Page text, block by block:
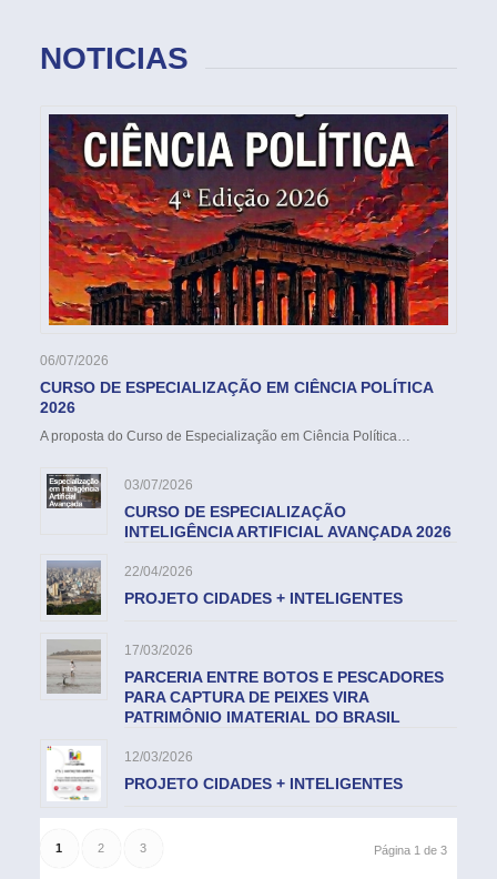
NOTICIAS
06/07/2026
CURSO DE ESPECIALIZAÇÃO EM CIÊNCIA POLÍTICA
2026
A proposta do Curso de Especialização em Ciência Política…
03/07/2026
CURSO DE ESPECIALIZAÇÃO
INTELIGÊNCIA ARTIFICIAL AVANÇADA 2026
22/04/2026
PROJETO CIDADES + INTELIGENTES
17/03/2026
PARCERIA ENTRE BOTOS E PESCADORES
PARA CAPTURA DE PEIXES VIRA
PATRIMÔNIO IMATERIAL DO BRASIL
12/03/2026
PROJETO CIDADES + INTELIGENTES
Página 1 de 3
1 2 3